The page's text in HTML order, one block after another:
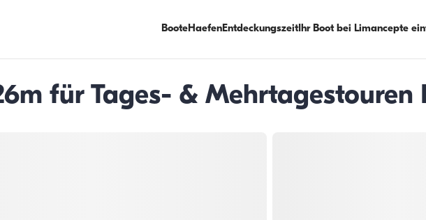
BooteHaefenEntdeckungszeitIhr Boot bei Limancepte
für Tages- & Mehrtagestouren